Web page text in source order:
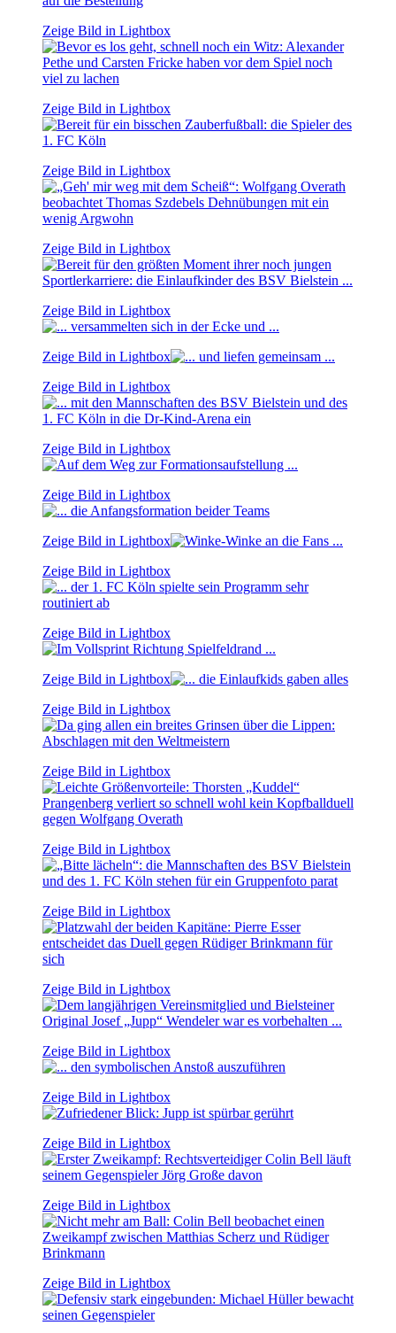
Zeige Bild in Lightbox
Zeige Bild in Lightbox
Zeige Bild in Lightbox
Zeige Bild in Lightbox
Zeige Bild in Lightbox
Zeige Bild in Lightbox
Zeige Bild in Lightbox
Zeige Bild in Lightbox
Zeige Bild in Lightbox
Zeige Bild in Lightbox
Zeige Bild in Lightbox
Zeige Bild in Lightbox
Zeige Bild in Lightbox
Zeige Bild in Lightbox
Zeige Bild in Lightbox
Zeige Bild in Lightbox
Zeige Bild in Lightbox
Zeige Bild in Lightbox
Zeige Bild in Lightbox
Zeige Bild in Lightbox
Zeige Bild in Lightbox
Zeige Bild in Lightbox
Zeige Bild in Lightbox